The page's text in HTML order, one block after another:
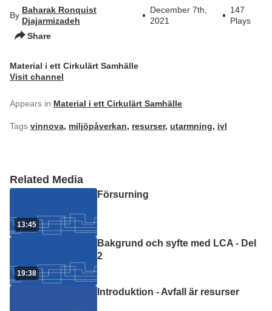
Related Media
13:45
Försurning
19:38
Bakgrund och syfte med LCA - Del
2
Introduktion - Avfall är resurser
By
Baharak Ronquist
Djajarmizadeh
December 7th,
2021
147
Plays
Share
Material i ett Cirkulärt Samhälle
Visit channel
Appears in Material i ett Cirkulärt Samhälle
Tags vinnova, miljöpåverkan, resurser, utarmning, ivl